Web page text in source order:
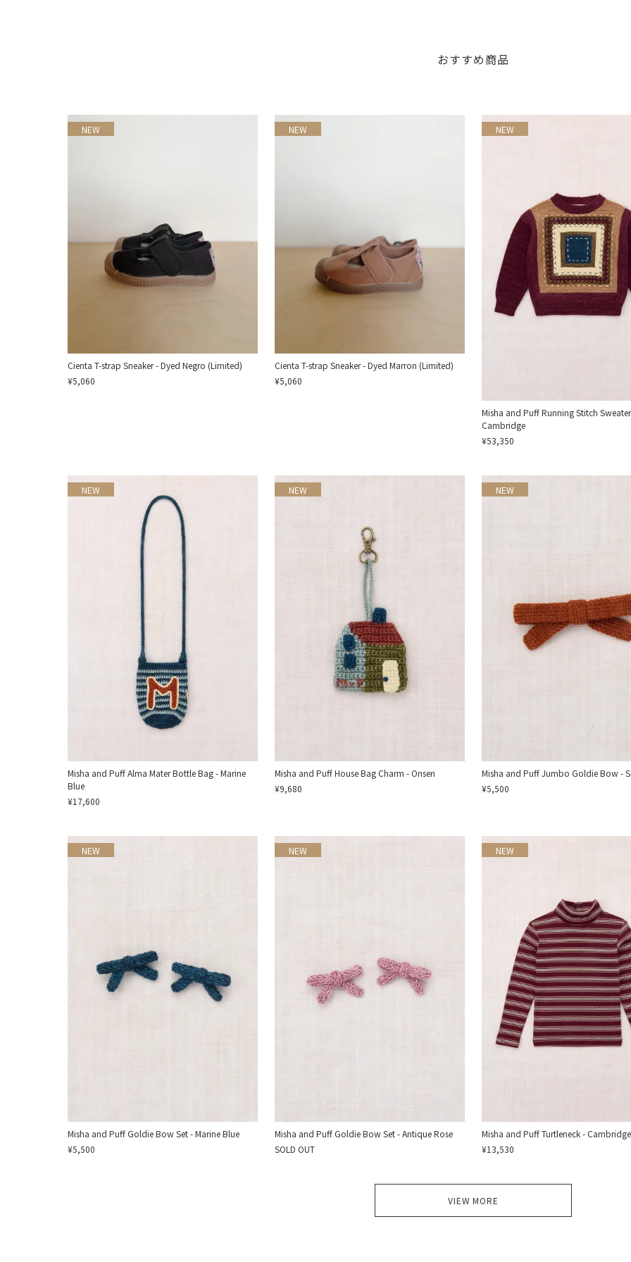
おすすめ商品
NEW
Cienta T-strap Sneaker - Dyed Negro (Limited)
¥5,060
NEW
Cienta T-strap Sneaker - Dyed Marron (Limited)
¥5,060
NEW
Misha and Puff Running Stitch
Cambridge
¥53,350
NEW
Misha and Puff Alma Mater Bottle Bag - Marine
Blue
¥17,600
NEW
Misha and Puff House Bag Charm - Onsen
¥9,680
NEW
Misha and Puff Jumbo Goldie Bow -
¥5,500
NEW
Misha and Puff Goldie Bow Set - Marine Blue
¥5,500
NEW
Misha and Puff Goldie Bow Set - Antique Rose
SOLD OUT
NEW
Misha and Puff Turtleneck -
¥13,530
VIEW MORE